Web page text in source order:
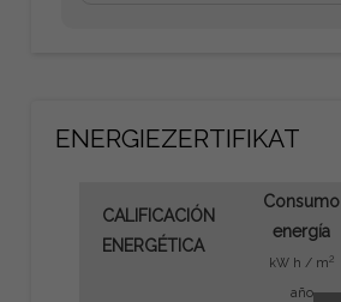
ENERGIEZERTIFIKAT
CALIFICACIÓN
ENERGÉTICA
Consumo
energía
kW h / m2
año